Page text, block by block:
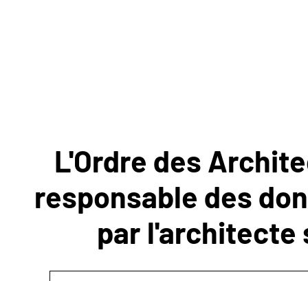
CONTACTER
L'Ordre des
responsable des
par l'architecte